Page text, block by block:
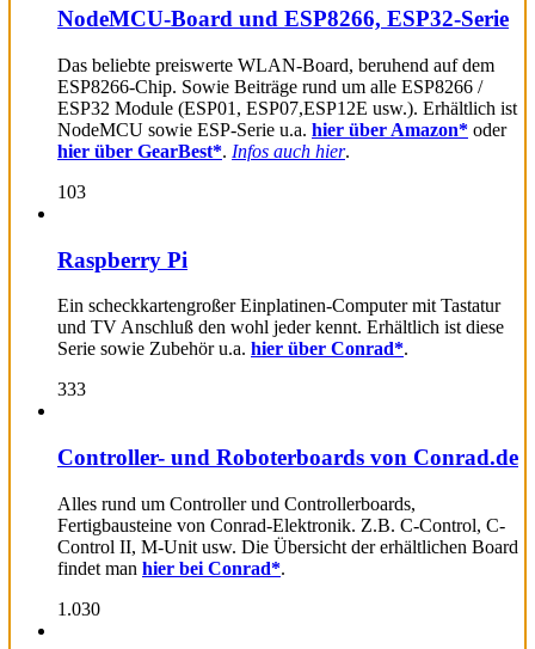
NodeMCU-Board und ESP8266, ESP32-Serie
Das beliebte preiswerte WLAN-Board, beruhend auf dem
ESP8266-Chip. Sowie Beiträge rund um alle ESP8266 /
ESP32 Module (ESP01, ESP07,ESP12E usw.). Erhältlich ist
NodeMCU sowie ESP-Serie u.a. hier über Amazon* oder
hier über GearBest*. Infos auch hier.
103
Raspberry Pi
Ein scheckkartengroßer Einplatinen-Computer mit Tastatur
und TV Anschluß den wohl jeder kennt. Erhältlich ist diese
Serie sowie Zubehör u.a. hier über Conrad*.
333
Controller- und Roboterboards von Conrad.de
Alles rund um Controller und Controllerboards,
Fertigbausteine von Conrad-Elektronik. Z.B. C-Control, C-
Control II, M-Unit usw. Die Übersicht der erhältlichen Board
findet man hier bei Conrad*.
1.030